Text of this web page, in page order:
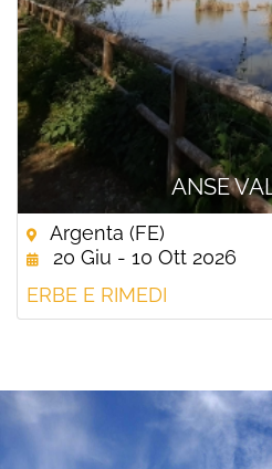
ANSE
Argenta (FE)
20 Giu - 10 Ott 2026
ERBE E RIMEDI